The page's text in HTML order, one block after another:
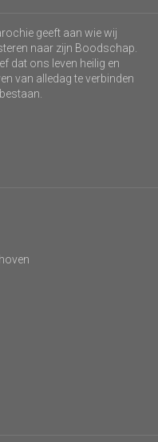
geeft aan wie wij
naar zijn Boodschap.
dat ons leven heilig en
van alledag te verbinden